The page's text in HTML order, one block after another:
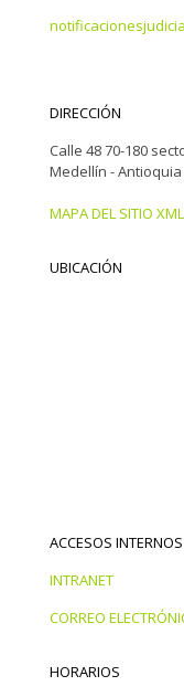
DIRECCIÓN
Calle 48 70-180
Medellín - Antioquia
MAPA DEL SITIO XML
UBICACIÓN
ACCESOS INTERNOS
INTRANET
CORREO
HORARIOS